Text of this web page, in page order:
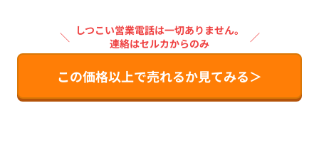
＼ しつこい営業電話は一切ありません。
連絡はセルカからのみ
／
この価格以上で売れるか見てみる＞